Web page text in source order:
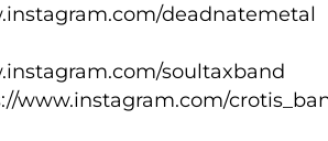
deadnatemetal
soultaxband
www.instagram.com/